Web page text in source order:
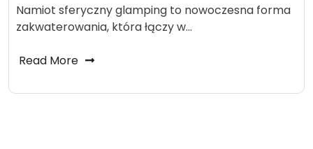
Namiot sferyczny glamping to nowoczesna forma
zakwaterowania, która łączy w…
Read More